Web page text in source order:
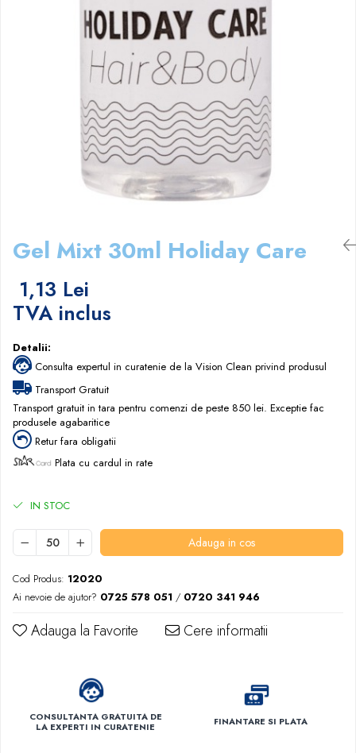
Gel Mixt 30ml Holiday Care
1,13 Lei
TVA inclus
Detalii:
Consulta expertul in curatenie de la Vision Clean privind produsul
Transport Gratuit
Transport gratuit in tara pentru comenzi de peste 850 lei. Exceptie fac
produsele agabaritice
Retur fara obligatii
Plata cu cardul in rate
IN STOC
Adauga in cos
Cod Produs: 12020
Ai nevoie de ajutor? 0725 578 051 / 0720 341 946
Adauga la Favorite Cere informatii
CONSULTANTA GRATUITA DE
LA EXPERTI IN CURATENIE
FINANTARE SI PLATA